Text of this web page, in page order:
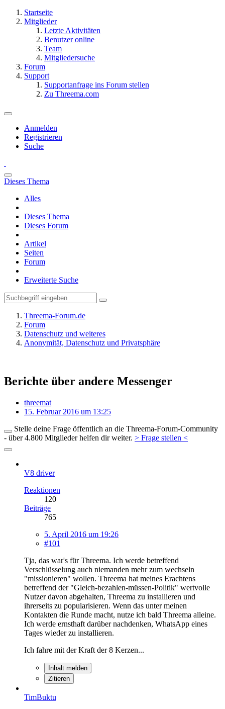
Startseite
Mitglieder
Letzte Aktivitäten
Benutzer online
Team
Mitgliedersuche
Forum
Support
Supportanfrage ins Forum stellen
Zu Threema.com
Anmelden
Registrieren
Suche
Dieses Thema
Alles
Dieses Thema
Dieses Forum
Artikel
Seiten
Forum
Erweiterte Suche
Threema-Forum.de
Forum
Datenschutz und weiteres
Anonymität, Datenschutz und Privatsphäre
Berichte über andere Messenger
threemat
15. Februar 2016 um 13:25
Stelle deine Frage öffentlich an die Threema-Forum-Community
- über 4.800 Mitglieder helfen dir weiter. > Frage stellen <
V8 driver
Reaktionen
120
Beiträge
765
5. April 2016 um 19:26
#101
Tja, das war's für Threema. Ich werde betreffend
Verschlüsselung auch niemanden mehr zum wechseln
"missionieren" wollen. Threema hat meines Erachtens
betreffend der "Gleich-bezahlen-müssen-Politik" wertvolle
Nutzer davon abgehalten, Threema zu installieren und
ihrerseits zu popularisieren. Wenn das unter meinen
Kontakten die Runde macht, nutze ich bald Threema alleine.
Ich werde ernsthaft darüber nachdenken, WhatsApp eines
Tages wieder zu installieren.
Ich fahre mit der Kraft der 8 Kerzen...
Inhalt melden
Zitieren
TimBuktu